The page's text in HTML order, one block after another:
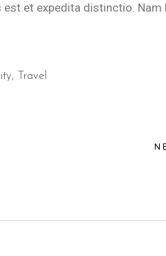
et expedita distinctio. Nam
Travel